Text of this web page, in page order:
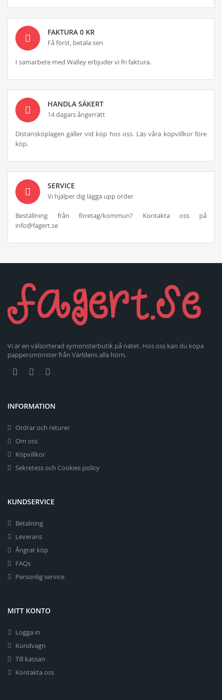
FAKTURA 0 KR
Få först, betala sen
I samarbete med Walley erbjuder vi fri faktura.
HANDLA SÄKERT
14 dagars ångerrätt
Distansköplagen gäller vid köp hos oss. Läs våra köpvillkor före
köp.
SERVICE
Vi hjälper dig lägga upp order
Beställning från företag/kommun? Kontakta oss på
info@fagert.se
Vi är en välsorterad symönsterbutik på nätet. Hos oss kan du köpa
pappersmönster från Världens alla hörn.
INFORMATION
Ordrar och returer
Om oss
Köpvillkor
Sekretess och Cookies policy
KUNDSERVICE
Betalning
Leverans
Ångrat köp
FAQs
Personlig service
MITT KONTO
Logga in
Kundvagn
Till kassan
Kontakta oss